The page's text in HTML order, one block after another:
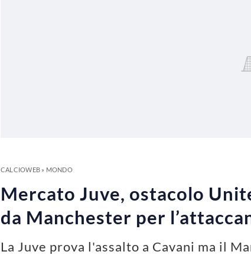
CALCIOWEB» MONDO
Mercato Juve, ostacolo
da Manchester per
La Juve prova l'assalto a Cavani ma il